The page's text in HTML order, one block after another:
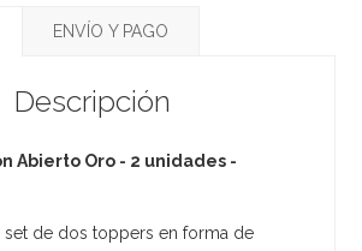
ENVÍO Y PAGO
Descripción
Abierto Oro - 2 unidades -
set de dos toppers en forma de